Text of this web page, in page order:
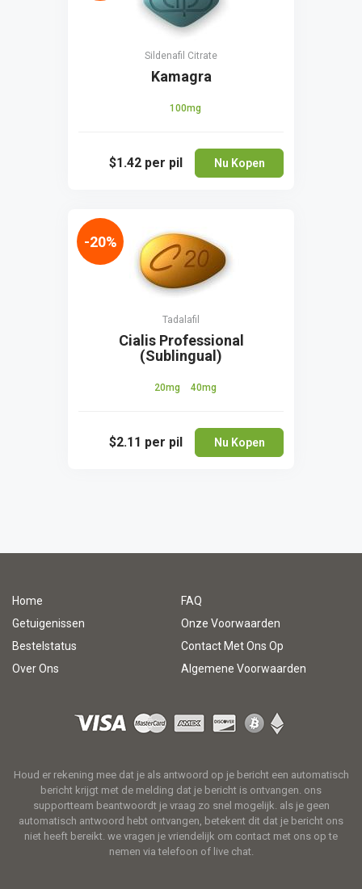
Sildenafil Citrate
Kamagra
100mg
$1.42 per pil Nu Kopen
Tadalafil
Cialis Professional
(Sublingual)
20mg 40mg
$2.11 per pil Nu Kopen
-20%
Home
FAQ
Getuigenissen
Onze Voorwaarden
Bestelstatus
Contact Met Ons Op
Over Ons
Algemene Voorwaarden
Houd er rekening mee dat je als antwoord op je bericht een automatisch
bericht krijgt met de melding dat je bericht is ontvangen. ons
supportteam beantwoordt je vraag zo snel mogelijk. als je geen
automatisch antwoord hebt ontvangen, betekent dit dat je bericht ons
niet heeft bereikt. we vragen je vriendelijk om contact met ons op te
nemen via telefoon of live chat.